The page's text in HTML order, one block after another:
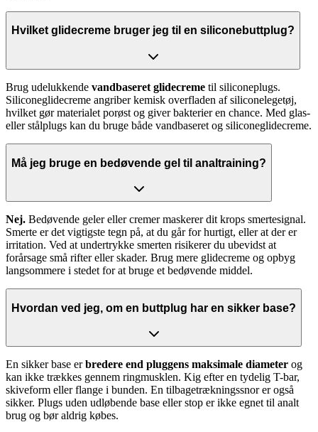
Hvilket glidecreme bruger jeg til en siliconebuttplug?
Brug udelukkende vandbaseret glidecreme til siliconeplugs.
Siliconeglidecreme angriber kemisk overfladen af siliconelegetøj,
hvilket gør materialet porøst og giver bakterier en chance. Med glas-
eller stålplugs kan du bruge både vandbaseret og siliconeglidecreme.
Må jeg bruge en bedøvende gel til analtraining?
Nej. Bedøvende geler eller cremer maskerer dit krops smertesignal.
Smerte er det vigtigste tegn på, at du går for hurtigt, eller at der er
irritation. Ved at undertrykke smerten risikerer du ubevidst at
forårsage små rifter eller skader. Brug mere glidecreme og opbyg
langsommere i stedet for at bruge et bedøvende middel.
Hvordan ved jeg, om en buttplug har en sikker base?
En sikker base erbredere end pluggens maksimale diameter og
kan ikke trækkes gennem ringmusklen. Kig efter en tydelig T-bar,
skiveform eller flange i bunden. En tilbagetrækningssnor er også
sikker. Plugs uden udløbende base eller stop er ikke egnet til analt
brug og bør aldrig købes.